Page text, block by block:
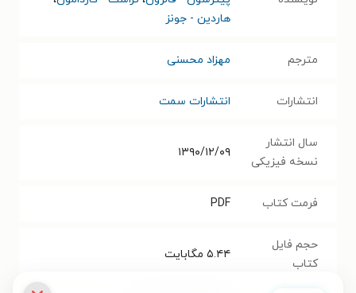
هاردین - جونز
مترجم مهزاد محسنی
انتشارات انتشارات سمت
سال انتشار
نسخه فیزیکی
۱۳۹۰/۱۲/۰۹
فرمت کتاب PDF
حجم فایل
کتاب
۵.۴۴ مگابایت